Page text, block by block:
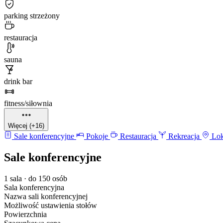
parking strzeżony
restauracja
sauna
drink bar
fitness/siłownia
Więcej (+16)
Sale konferencyjne Pokoje Restauracja Rekreacja
Sale konferencyjne
1 sala · do 150 osób
Sala konferencyjna
Nazwa sali konferencyjnej
Możliwość ustawienia stołów
Powierzchnia